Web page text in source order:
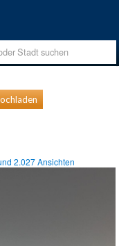
2.027Ansichten